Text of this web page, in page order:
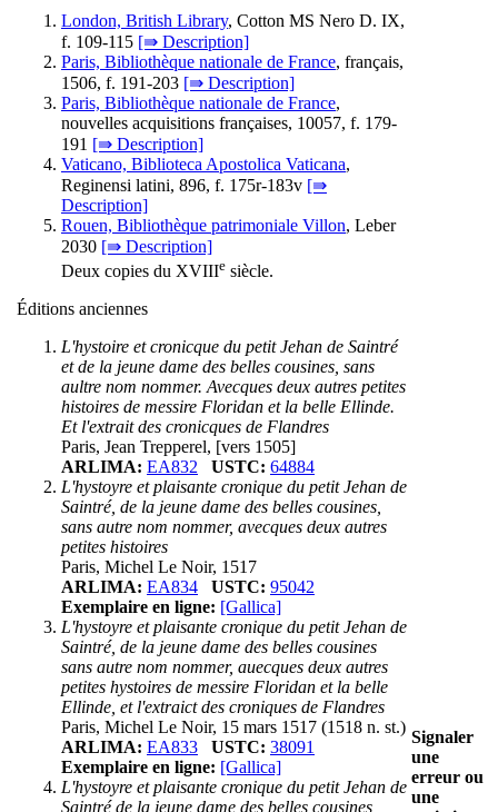
London, British Library, Cotton MS Nero D. IX,
f. 109-115 [⇛ Description]
Paris, Bibliothèque nationale de France, français,
1506, f. 191-203 [⇛ Description]
Paris, Bibliothèque nationale de France,
nouvelles acquisitions françaises, 10057, f. 179-
191 [⇛ Description]
Vaticano, Biblioteca Apostolica Vaticana,
Reginensi latini, 896, f. 175r-183v [⇛
Description]
Rouen, Bibliothèque patrimoniale Villon, Leber
2030 [⇛ Description]
Deux copies du XVIIIe siècle.
Éditions anciennes
L'hystoire et cronicque du petit Jehan de Saintré
et de la jeune dame des belles cousines, sans
aultre nom nommer. Avecques deux autres petites
histoires de messire Floridan et la belle Ellinde.
Et l'extrait des cronicques de Flandres
Paris, Jean Trepperel, [vers 1505]
ARLIMA: EA832 USTC: 64884
L'hystoyre et plaisante cronique du petit Jehan de
Saintré, de la jeune dame des belles cousines,
sans autre nom nommer, avecques deux autres
petites histoires
Paris, Michel Le Noir, 1517
ARLIMA: EA834 USTC: 95042
Exemplaire en ligne: [Gallica]
L'hystoyre et plaisante cronique du petit Jehan de
Saintré, de la jeune dame des belles cousines
sans autre nom nommer, auecques deux autres
petites hystoires de messire Floridan et la belle
Ellinde, et l'extraict des croniques de Flandres
Paris, Michel Le Noir, 15 mars 1517 (1518 n. st.)
ARLIMA: EA833 USTC: 38091
Exemplaire en ligne: [Gallica]
L'hystoyre et plaisante cronique du petit Jehan de
Saintré de la jeune dame des belles cousines
Signaler
une
erreur ou
une